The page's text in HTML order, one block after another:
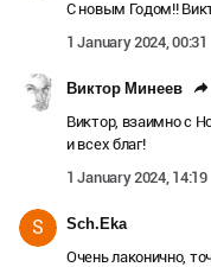
С новым Годом!!
1 January 2024, 00:31
Виктор Минеев
Виктор, взаимно с
и всех благ!
1 January 2024, 14:19
S Sch.Eka
Очень лаконично,